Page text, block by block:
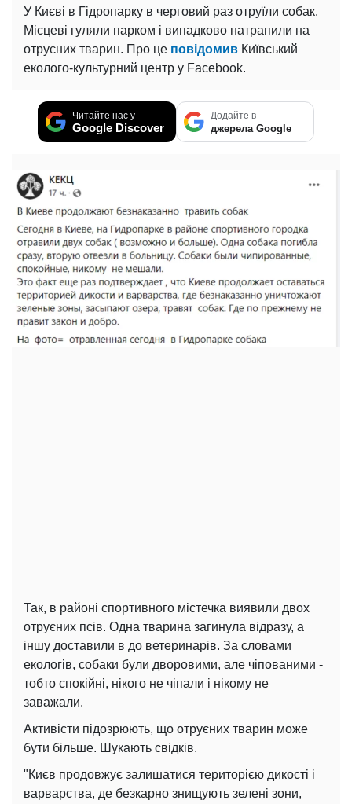
У Києві в Гідропарку в черговий раз отруїли собак.
Місцеві гуляли парком і випадково натрапили на
отруєних тварин. Про це повідомив Київський
еколого-культурний центр у Facebook.
Читайте нас у
Google Discover
Додайте в
джерела Google
Так, в районі спортивного містечка виявили двох
отруєних псів. Одна тварина загинула відразу, а
іншу доставили в до ветеринарів. За словами
екологів, собаки були дворовими, але чіпованими -
тобто спокійні, нікого не чіпали і нікому не
заважали.
Активісти підозрюють, що отруєних тварин може
бути більше. Шукають свідків.
"Києв продовжує залишатися територією дикості і
варварства, де безкарно знищують зелені зони,